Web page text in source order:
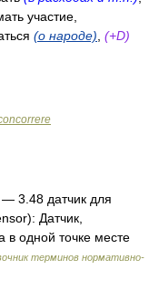
участие,
(о народе) (+D)
— 3.48 датчик для
Датчик,
в одной точке месте
терминов нормативно-